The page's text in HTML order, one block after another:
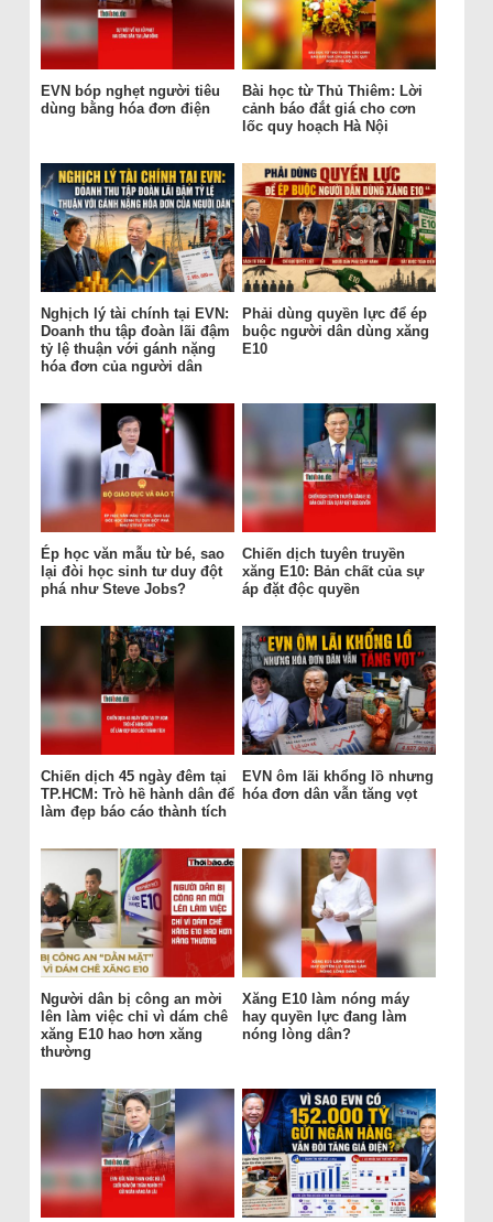
EVN bóp nghẹt người tiêu
dùng bằng hóa đơn điện
Bài học từ Thủ Thiêm: Lời
cảnh báo đắt giá cho cơn
lốc quy hoạch Hà Nội
Nghịch lý tài chính tại EVN:
Doanh thu tập đoàn lãi đậm
tỷ lệ thuận với gánh nặng
hóa đơn của người dân
Phải dùng quyền lực để ép
buộc người dân dùng xăng
E10
Ép học văn mẫu từ bé, sao
lại đòi học sinh tư duy đột
phá như Steve Jobs?
Chiến dịch tuyên truyền
xăng E10: Bản chất của sự
áp đặt độc quyền
Chiến dịch 45 ngày đêm tại
TP.HCM: Trò hề hành dân để
làm đẹp báo cáo thành tích
EVN ôm lãi khổng lồ nhưng
hóa đơn dân vẫn tăng vọt
Người dân bị công an mời
lên làm việc chỉ vì dám chê
xăng E10 hao hơn xăng
thường
Xăng E10 làm nóng máy
hay quyền lực đang làm
nóng lòng dân?